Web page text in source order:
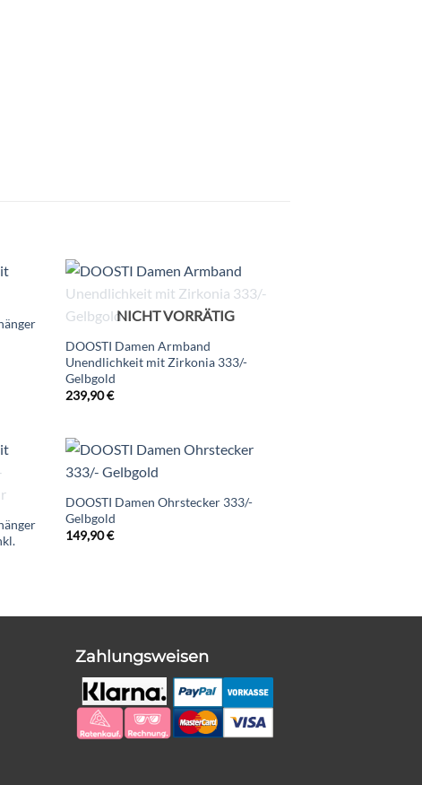
NICHT VORRÄTIG
DOOSTI Damen Armband
Unendlichkeit mit Zirkonia 333/-
Gelbgold
239,90€
DOOSTI Damen Ohrstecker 333/-
Gelbgold
149,90€
Zahlungsweisen